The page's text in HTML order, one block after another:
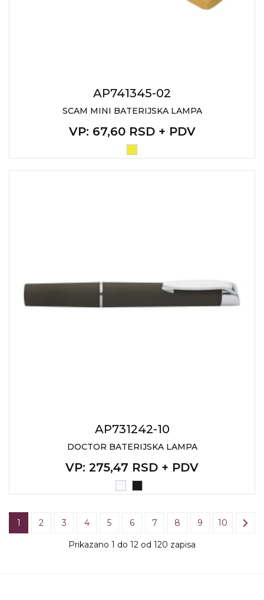
AP741345-02
SCAM MINI BATERIJSKA LAMPA
VP: 67,60 RSD + PDV
AP731242-10
DOCTOR BATERIJSKA LAMPA
VP: 275,47 RSD + PDV
1 2 3 4 5 6 7 8 9 10
Prikazano 1 do 12 od 120 zapisa